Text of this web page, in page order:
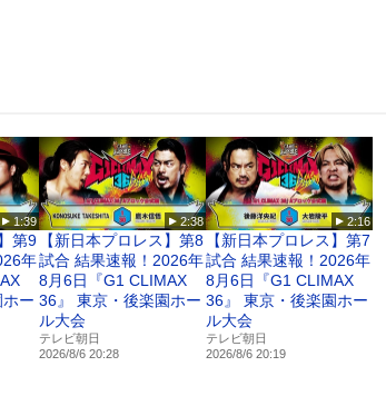
ら
1:39
第9
年
ー
2:38
【新日本プロレス】第8
試合 結果速報！2026年
8月6日『G1 CLIMAX
36』 東京・後楽園ホー
ル大会
テレビ朝日
2026/8/6 20:28
2:16
【新日本プロレス】第7
試合 結果速報！2026年
8月6日『G1 CLIMAX
36』 東京・後楽園ホー
ル大会
テレビ朝日
2026/8/6 20:19